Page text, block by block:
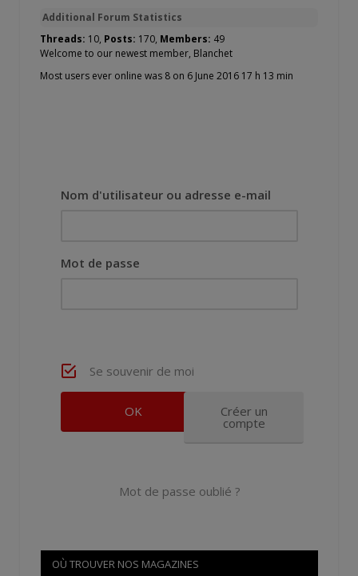
Additional Forum Statistics
Threads: 10, Posts: 170, Members: 49
Welcome to our newest member, Blanchet
Most users ever online was 8 on 6 June 2016 17 h 13 min
Nom d'utilisateur ou adresse e-mail
Mot de passe
Se souvenir de moi
Créer un
compte
Mot de passe oublié ?
OÙ TROUVER NOS MAGAZINES